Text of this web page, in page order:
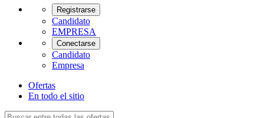
Registrarse
Candidato
EMPRESA
Conectarse
Candidato
Empresa
Ofertas
En todo el sitio